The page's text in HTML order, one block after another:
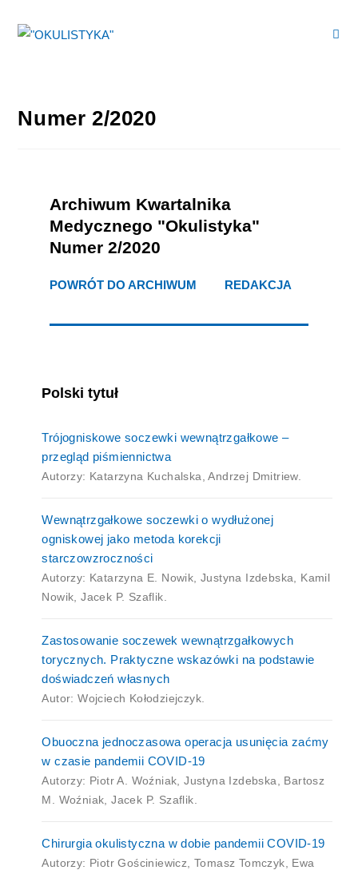
Numer 2/2020
Archiwum Kwartalnika
Medycznego "Okulistyka"
Numer 2/2020
POWRÓT DO ARCHIWUM REDAKCJA
Polski tytuł
Trójogniskowe soczewki wewnątrzgałkowe –
przegląd piśmiennictwa
Autorzy: Katarzyna Kuchalska, Andrzej Dmitriew.
Wewnątrzgałkowe soczewki o wydłużonej
ogniskowej jako metoda korekcji
starczowzroczności
Autorzy: Katarzyna E. Nowik, Justyna Izdebska, Kamil
Nowik, Jacek P. Szaflik.
Zastosowanie soczewek wewnątrzgałkowych
torycznych. Praktyczne wskazówki na podstawie
doświadczeń własnych
Autor: Wojciech Kołodziejczyk.
Obuoczna jednoczasowa operacja usunięcia zaćmy
w czasie pandemii COVID-19
Autorzy: Piotr A. Woźniak, Justyna Izdebska, Bartosz
M. Woźniak, Jacek P. Szaflik.
Chirurgia okulistyczna w dobie pandemii COVID-19
Autorzy: Piotr Gościniewicz, Tomasz Tomczyk, Ewa